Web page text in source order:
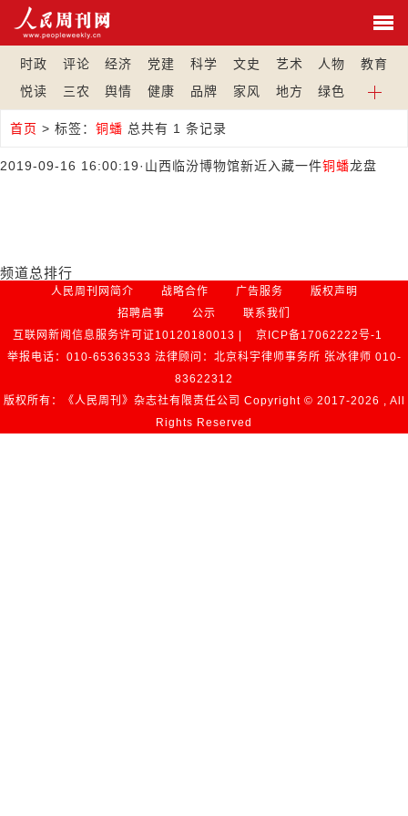
时政 评论 经济 党建 科学 文史 艺术 人物
教育
悦读
三农 舆情 健康 品牌 家风 地方 绿色
首页 > 标签： 铜蟠 总共有 1 条记录
2019-09-16 16:00:19· 山西临汾博物馆新近入藏一件铜蟠龙盘
频道总排行
人民周刊网简介 战略合作 广告服务
版权声明
招聘启事
公示
联系我们
互联网新闻信息服务许可证10120180013 |
京ICP备17062222号-1
举报电话：010-65363533 法律顾问：北京科宇律师事务所 张冰律师 010-
83622312
版权所有：《人民周刊》杂志社有限责任公司 Copyright © 2017-2026 , All
Rights Reserved